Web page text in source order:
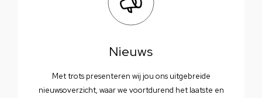
Nieuws
Met trots presenteren wij jou ons uitgebreide
nieuwsoverzicht, waar we voortdurend het laatste en